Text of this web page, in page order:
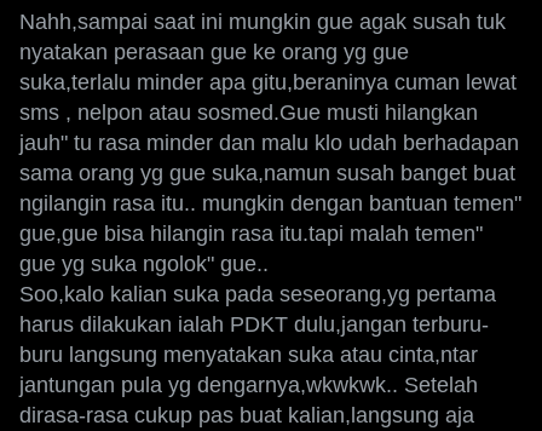
Nahh,sampai saat ini mungkin gue agak susah tuk
nyatakan perasaan gue ke orang yg gue
suka,terlalu minder apa gitu,beraninya cuman lewat
sms , nelpon atau sosmed.Gue musti hilangkan
jauh" tu rasa minder dan malu klo udah berhadapan
sama orang yg gue suka,namun susah banget buat
ngilangin rasa itu.. mungkin dengan bantuan temen"
gue,gue bisa hilangin rasa itu.tapi malah temen"
gue yg suka ngolok" gue..
Soo,kalo kalian suka pada seseorang,yg pertama
harus dilakukan ialah PDKT dulu,jangan terburu-
buru langsung menyatakan suka atau cinta,ntar
jantungan pula yg dengarnya,wkwkwk.. Setelah
dirasa-rasa cukup pas buat kalian,langsung aja